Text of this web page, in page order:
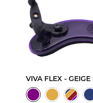
VIVA FLEX - GEIGE